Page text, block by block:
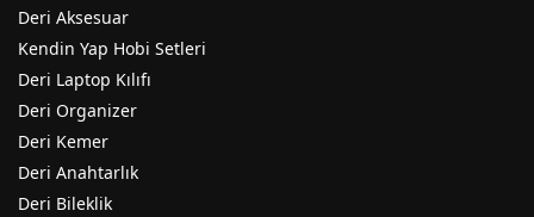
Deri Aksesuar
Kendin Yap Hobi Setleri
Deri Laptop Kılıfı
Deri Organizer
Deri Kemer
Deri Anahtarlık
Deri Bileklik